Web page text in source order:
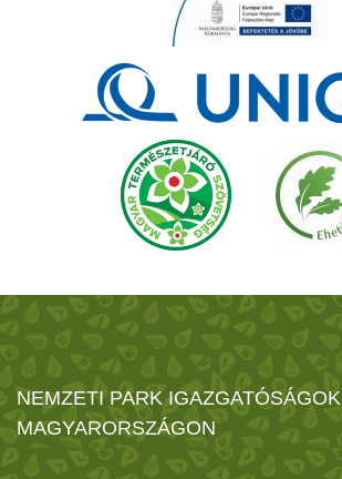
NEMZETI PARK IGAZGATÓSÁGOK
MAGYARORSZÁGON